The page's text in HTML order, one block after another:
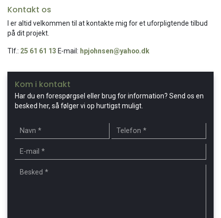
Kontakt os
I er altid velkommen til at kontakte mig for et uforpligtende tilbud
på dit projekt.
​Tlf.: 25 61 61 13 E-mail: hpjohnsen@yahoo.dk
Kom i kontakt
Har du en forespørgsel eller brug for information? Send os en
besked her, så følger vi op hurtigst muligt.